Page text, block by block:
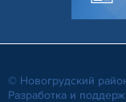
© Новогрудский
Разработка и